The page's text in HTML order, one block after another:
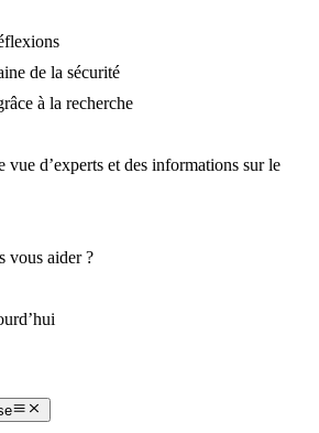
de la sécurité
à la recherche
vue d’experts et des informations sur le
vous aider ?